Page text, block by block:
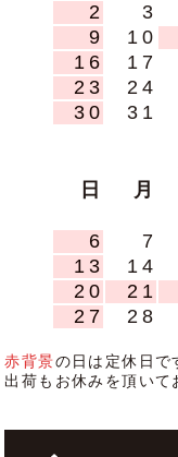
2
3
9
10
16
17
23
24
30
31
日
月
6
7
13
14
20
21
27
28
赤背景の日は定休日で
出荷もお休みを頂いて